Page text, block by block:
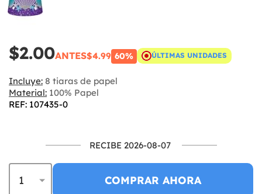
$2.00ANTES$4.99 60% ÚLTIMAS UNIDADES
Incluye: 8 tiaras de papel
Material: 100% Papel
REF: 107435-0
RECIBE 2026-08-07
COMPRAR AHORA